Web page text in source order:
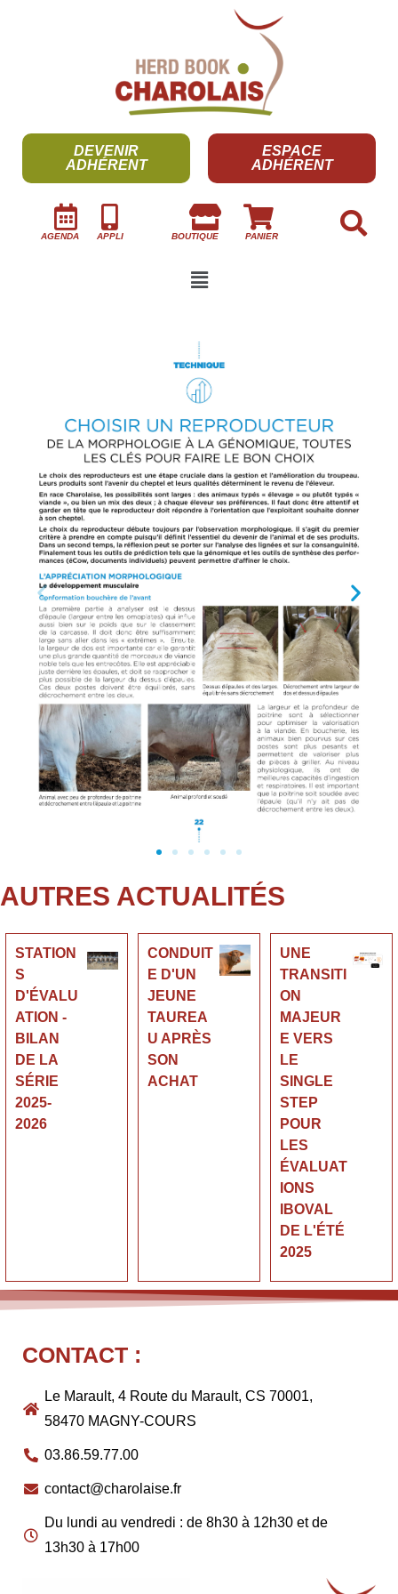
DEVENIR
ADHÉRENT
ESPACE
ADHÉRENT
AGENDA APPLI BOUTIQUE PANIER
AUTRES ACTUALITÉS
STATION
S
D'ÉVALU
ATION -
BILAN
DE LA
SÉRIE
2025-
2026
CONDUIT
E D'UN
JEUNE
TAUREA
U APRÈS
SON
ACHAT
UNE
TRANSITI
ON
MAJEUR
E VERS
LE
SINGLE
STEP
POUR
LES
ÉVALUAT
IONS
IBOVAL
DE L'ÉTÉ
2025
CONTACT :
Le Marault, 4 Route du Marault, CS 70001,
58470 MAGNY-COURS
03.86.59.77.00
contact@charolaise.fr
Du lundi au vendredi : de 8h30 à 12h30 et de
13h30 à 17h00